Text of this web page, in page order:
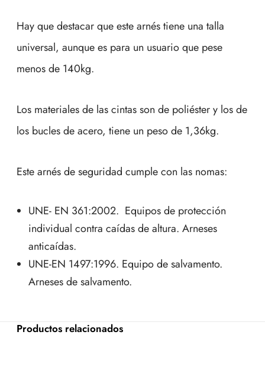
Hay que destacar que este arnés tiene una talla
universal, aunque es para un usuario que pese
menos de 140kg.
Los materiales de las cintas son de poliéster y los de
los bucles de acero, tiene un peso de 1,36kg.
Este arnés de seguridad cumple con las nomas:
UNE- EN 361:2002. Equipos de protección
individual contra caídas de altura. Arneses
anticaídas.
UNE-EN 1497:1996. Equipo de salvamento.
Arneses de salvamento.
Productos relacionados